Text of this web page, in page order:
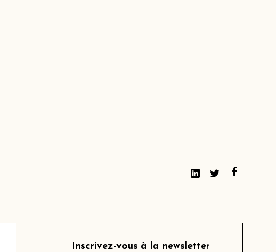
Inscrivez-vous à la newsletter